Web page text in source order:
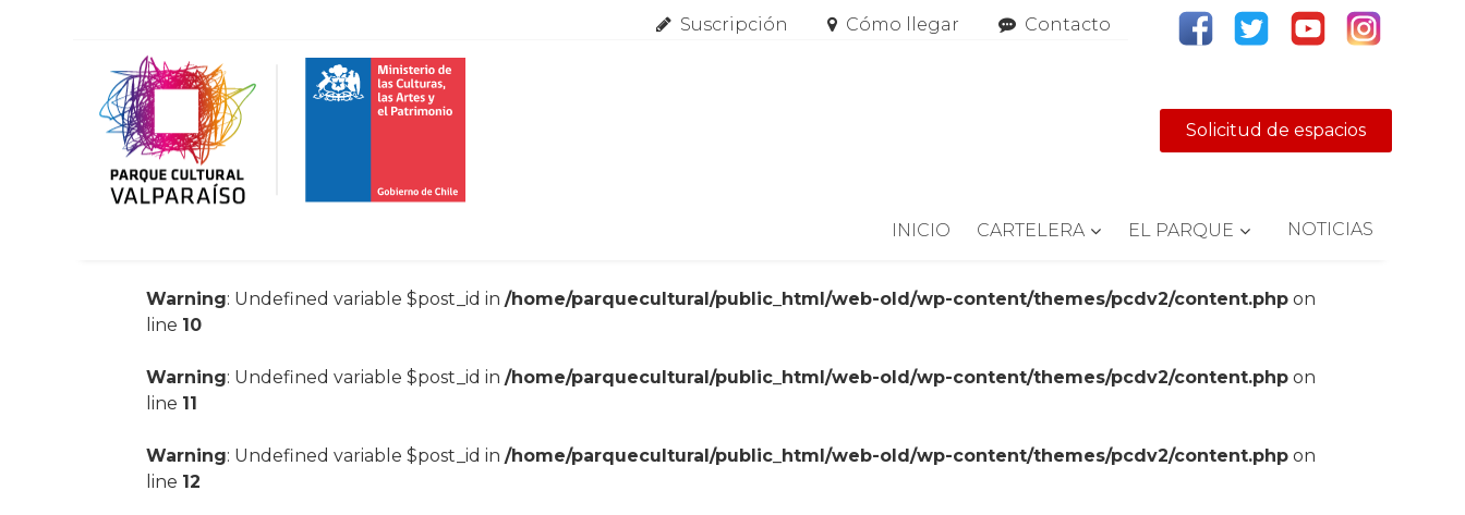
Suscripción Cómo llegar Contacto
Solicitud de espacios
INICIO CARTELERA EL PARQUE NOTICIAS
Warning: Undefined variable $post_id in/home/parquecultural/public_html/web-old/wp-content/themes/pcdv2/content.php on
line 10
Warning: Undefined variable $post_id in/home/parquecultural/public_html/web-old/wp-content/themes/pcdv2/content.php on
line 11
Warning: Undefined variable $post_id in/home/parquecultural/public_html/web-old/wp-content/themes/pcdv2/content.php on
line 12